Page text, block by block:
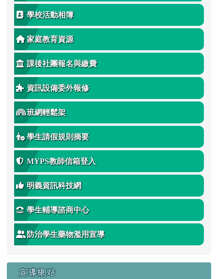
學校活動相簿
家庭教育資源
課後社團報名與繳費
資訊設備委外報修
班網輕鬆架
學生請假規則摘要
MYPS教師信箱登入
明義資訊科技網
學生輔導諮商中心
防治學生藥物濫用宣導
宣導網站